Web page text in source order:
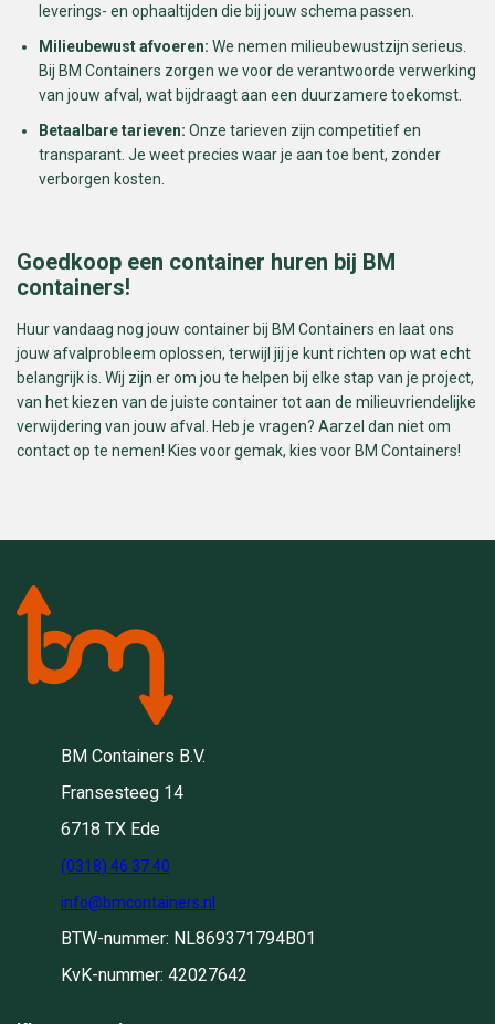
leverings- en ophaaltijden die bij jouw schema passen.
Milieubewust afvoeren: We nemen milieubewustzijn serieus.
Bij BM Containers zorgen we voor de verantwoorde verwerking
van jouw afval, wat bijdraagt aan een duurzamere toekomst.
Betaalbare tarieven: Onze tarieven zijn competitief en
transparant. Je weet precies waar je aan toe bent, zonder
verborgen kosten.
Goedkoop een container huren bij BM
containers!
Huur vandaag nog jouw container bij BM Containers en laat ons
jouw afvalprobleem oplossen, terwijl jij je kunt richten op wat echt
belangrijk is. Wij zijn er om jou te helpen bij elke stap van je project,
van het kiezen van de juiste container tot aan de milieuvriendelijke
verwijdering van jouw afval. Heb je vragen? Aarzel dan niet om
contact op te nemen! Kies voor gemak, kies voor BM Containers!
BM Containers B.V.
Fransesteeg 14
6718 TX Ede
(0318) 46 37 40
info@bmcontainers.nl
BTW-nummer: NL869371794B01
KvK-nummer: 42027642